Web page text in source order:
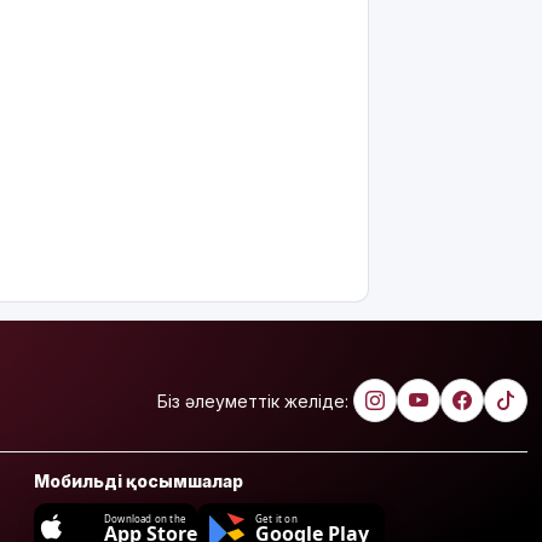
Біз әлеуметтік желіде:
Мобильді қосымшалар
Download on the
App Store
Get it on
Google Play